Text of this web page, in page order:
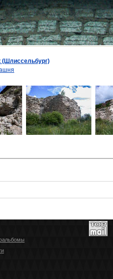
(Шлиссельбург)